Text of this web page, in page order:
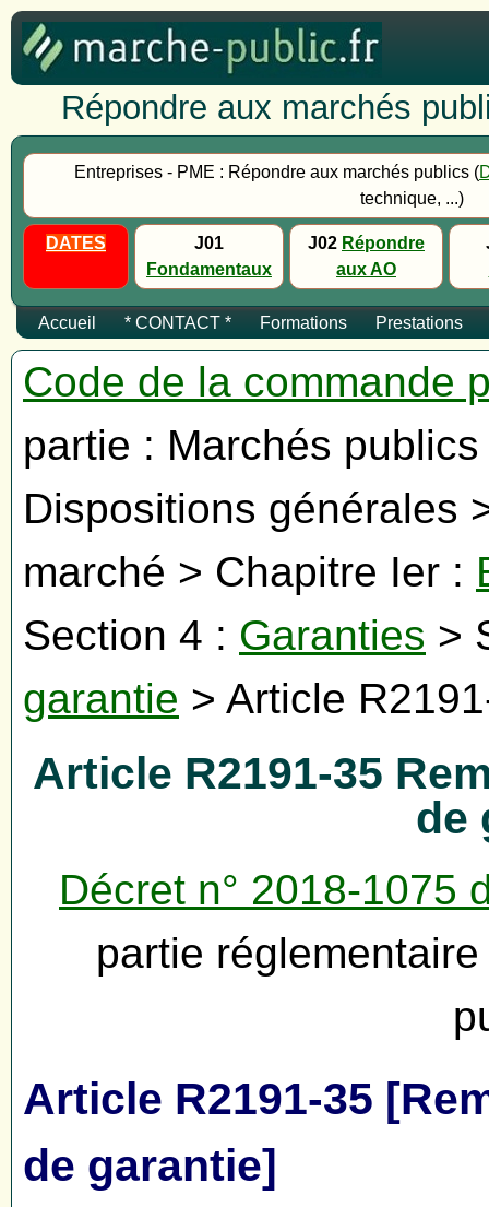
Répondre aux marchés
Entreprises - PME : Répondre aux marchés publics (
technique, ...)
DATES
J01
Fondamentaux
J02 Répondre
aux AO
Accueil * CONTACT * Formations Prestations
Code de la commande
partie : Marchés
Dispositions générales
marché > Chapitre Ier :
Section 4 : Garanties >
garantie > Article
Article R2191-35
de
Décret n° 2018-1075
partie
Article R2191-35
de garantie]